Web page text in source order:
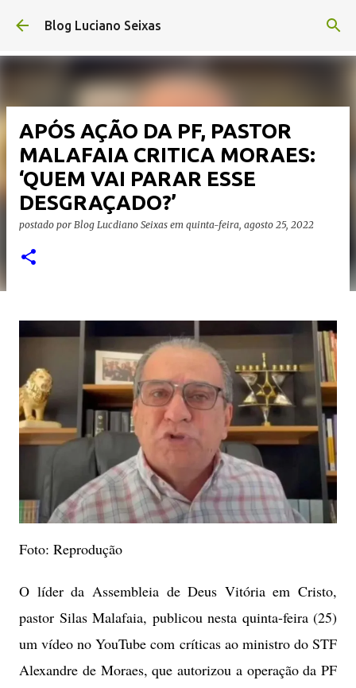
Pular para o conteúdo principal
Blog Luciano Seixas
APÓS AÇÃO DA PF, PASTOR
MALAFAIA CRITICA MORAES:
‘QUEM VAI PARAR ESSE
DESGRAÇADO?’
postado por Blog Lucdiano Seixas em quinta-feira, agosto 25, 2022
Foto: Reprodução
O líder da Assembleia de Deus Vitória em Cristo,
pastor Silas Malafaia, publicou nesta quinta-feira (25)
um vídeo no YouTube com críticas ao ministro do STF
Alexandre de Moraes, que autorizou a operação da PF